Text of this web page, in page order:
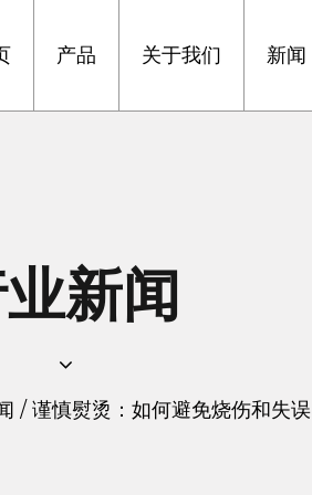
产品 关于我们 新闻
新闻
/ 谨慎熨烫：如何避免烧伤和失误